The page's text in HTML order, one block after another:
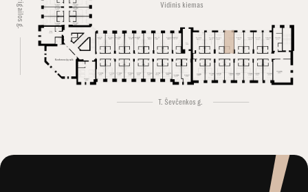
T. Ševčenkos g.
Vidinis kiemas
Konferencijų salė